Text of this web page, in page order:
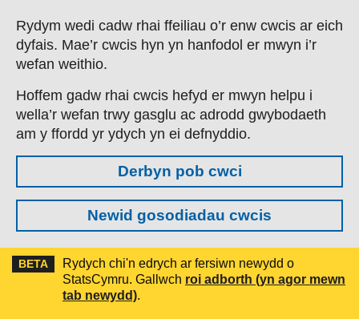
Skip to main content
Rydym wedi cadw rhai ffeiliau o’r enw cwcis ar eich
dyfais. Mae’r cwcis hyn yn hanfodol er mwyn i’r
wefan weithio.
Hoffem gadw rhai cwcis hefyd er mwyn helpu i
wella’r wefan trwy gasglu ac adrodd gwybodaeth
am y ffordd yr ydych yn ei defnyddio.
Derbyn pob cwci
Newid gosodiadau cwcis
BETA
Rydych chi'n edrych ar fersiwn newydd o
StatsCymru. Gallwch roi adborth (yn agor mewn
tab newydd).